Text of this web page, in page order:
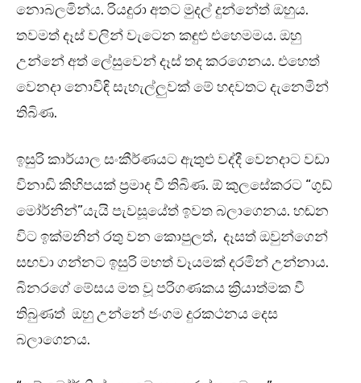
නොබලමින්ය. රියදුරා අතට මුදල් දුන්නේත් ඔහුය.
තවමත් දෑස් වලින් වැටෙන කඳුළු එහෙමමය. ඔහු
උන්නේ අත් ලේසුවෙන් දෑස් තද කරගෙනය. එහෙත්
වෙනදා නොවිඳි සැහැල්ලුවක් මේ හදවතට දැනෙමින්
තිබිණ.
ඉසුරි කාර්යාල සංකීර්ණයට ඇතුළු වද්දී වෙනදාට වඩා
විනාඩි කිහිපයක් ප්‍රමාද වී තිබිණ. ඕ කුලසේකරට “ගුඩ්
මෝර්නින්”යැයි පැවසූයේත් ඉවත බලාගෙනය. හඬන
විට ඉක්මනින් රතු වන කොපුලත්, දෑසත් ඔවුන්ගෙන්
සඟවා ගන්නට ඉසුරි මහත් වෑයමක් දරමින් උන්නාය.
බිනරගේ මේසය මත වූ පරිගණකය ක්‍රියාත්මක වී
තිබුණත් ඔහු උන්නේ ජංගම දුරකථනය දෙස
බලාගෙනය.